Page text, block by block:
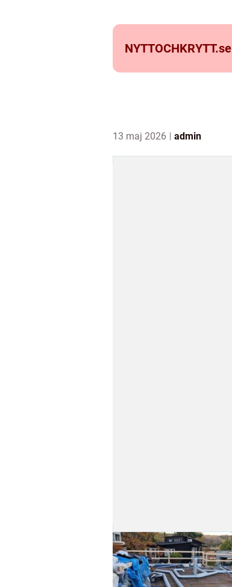
NYTTOCHKRYTT.se
13 maj 2026 admin